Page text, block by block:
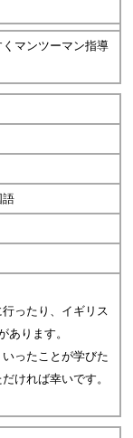
マンツーマン指導
語
ったり、イギリス
あります。
ったことが学びた
ければ幸いです。